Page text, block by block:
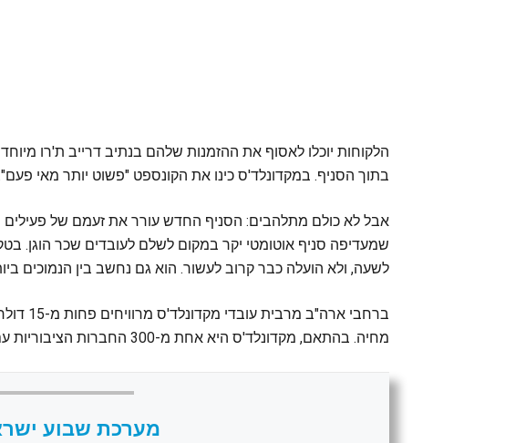
הלקוחות יוכלו לאסוף את ההזמנות שלהם בנתיב דרייב ת'רו
בתוך הסניף. במקדונלד'ס כינו את הקונספט "פשוט יותר מאי פעם".
אבל לא כולם מתלהבים: הסניף החדש עורר את זעמם של
לשעה, ולא הועלה כבר קרוב לעשור. הוא גם נחשב בין הנמוכים
ברחבי
מחיה. בהתאם, מקדונלד'ס היא אחת מ-300 החברות הציבוריות עם שכר העובדים החציוני הנמוך ביותר.
מערכת שבוע